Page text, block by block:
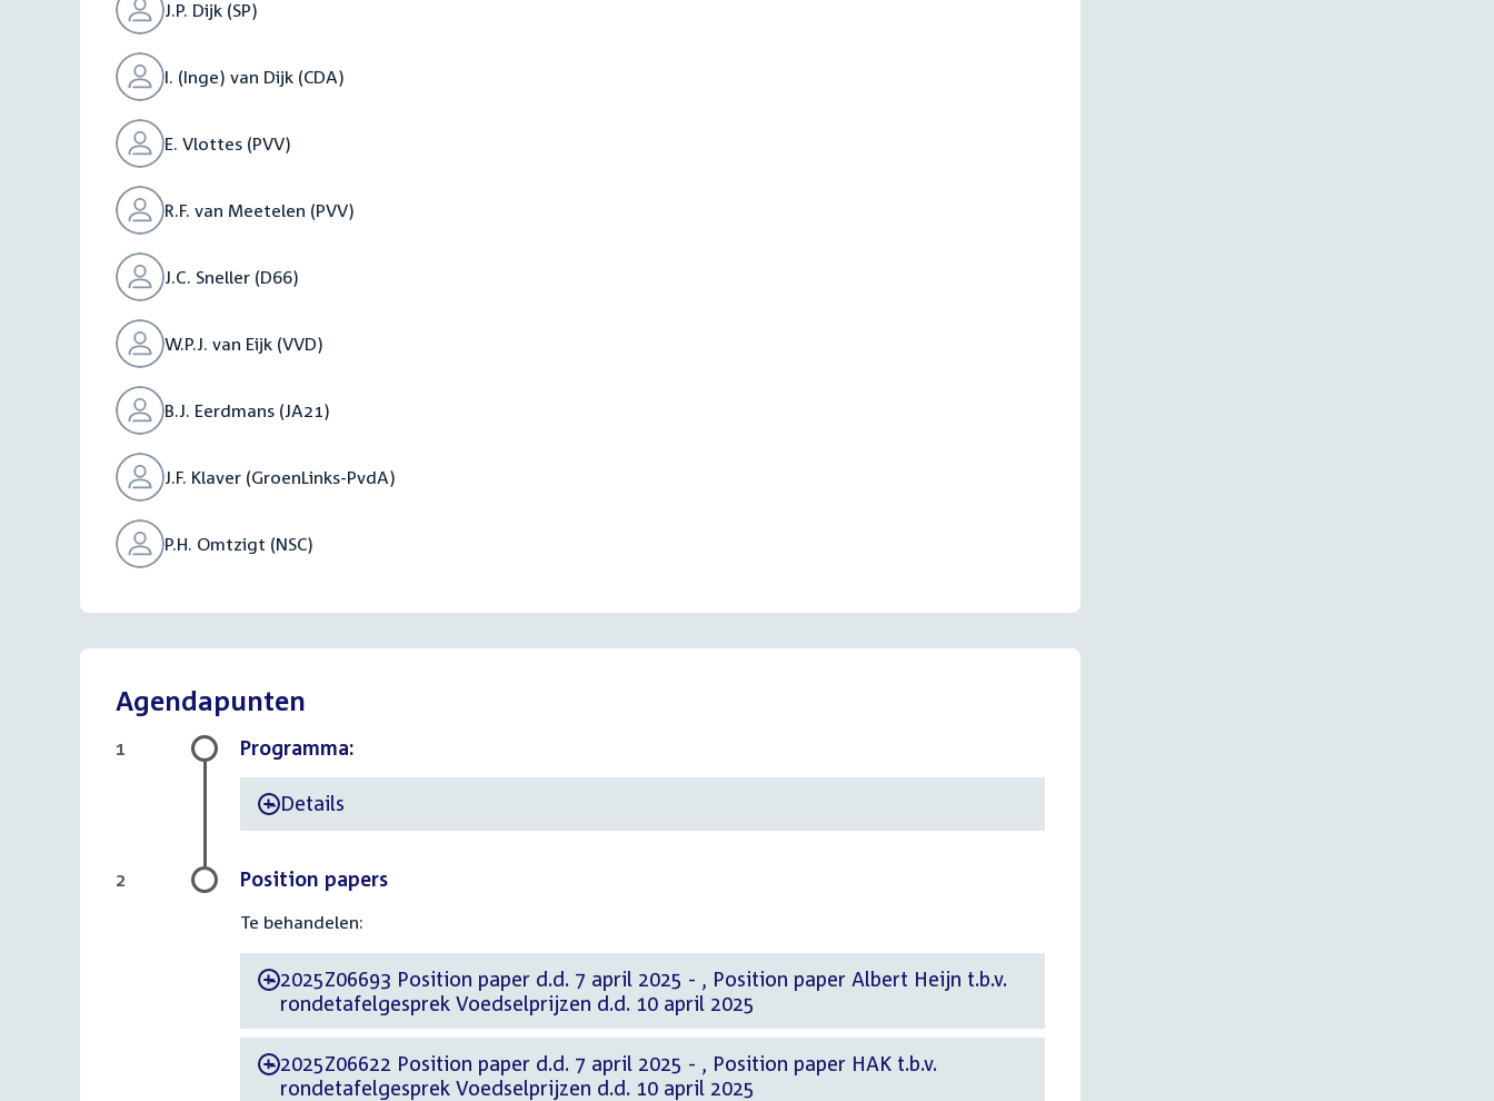
J.P. Dijk (SP)
I. (Inge) van Dijk (CDA)
E. Vlottes (PVV)
R.F. van Meetelen (PVV)
J.C. Sneller (D66)
W.P.J. van Eijk (VVD)
B.J. Eerdmans (JA21)
J.F. Klaver (GroenLinks-PvdA)
P.H. Omtzigt (NSC)
Agendapunten
Programma:
- Details
1
Position papers
Te behandelen:
-2025Z06693 Position paper d.d. 7 april 2025 - , Position paper Albert Heijn t.b.v.
rondetafelgesprek Voedselprijzen d.d. 10 april 2025
-2025Z06622 Position paper d.d. 7 april 2025 - , Position paper HAK t.b.v.
rondetafelgesprek Voedselprijzen d.d. 10 april 2025
2